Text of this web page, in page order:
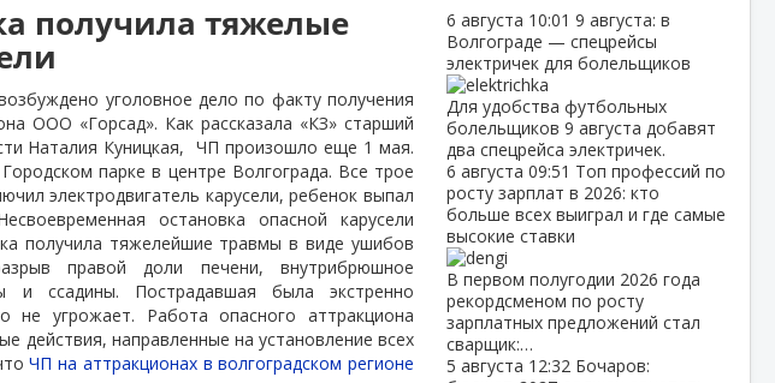
получила тяжелые
уголовное дело по факту получения
ООО «Горсад». Как рассказала «КЗ» старший
Наталия Куницкая, ЧП произошло еще 1 мая.
парке в центре Волгограда. Все трое
электродвигатель карусели, ребенок выпал
остановка опасной карусели
получила тяжелейшие травмы в виде ушибов
правой доли печени, внутрибрюшное
ссадины. Пострадавшая была экстренно
угрожает. Работа опасного аттракциона
действия, направленные на установление всех
ЧП на аттракционах в волгоградском регионе
6 августа 10:01 9 августа: в
Волгограде — спецрейсы
электричек для болельщиков
Для удобства футбольных
болельщиков 9 августа добавят
два спецрейса электричек.
6 августа 09:51 Топ профессий по
росту зарплат в 2026: кто
больше всех выиграл и где самые
высокие ставки
В первом полугодии 2026 года
рекордсменом по росту
зарплатных предложений стал
сварщик:…
5 августа 12:32 Бочаров: